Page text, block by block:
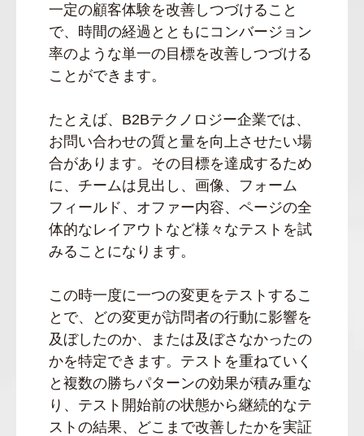
一定の顧客体験を改善しつづけること
で、時間の経過とともにコンバージョン
率のような単一の目標を改善しつづける
ことができます。
たとえば、B2Bテクノロジー企業では、
お問い合わせの質と量を向上させたい場
合があります。その目標を達成するため
に、チームは見出し、画像、フォーム
フィールド、オファー内容、ページの全
体的なレイアウトなど様々なテストを試
みることになります。
この時一度に一つの変更をテストするこ
とで、どの変更が訪問者の行動に影響を
及ぼしたのか、または及ぼさなかったの
かを特定できます。テストを重ねていく
と複数の勝ちパターンの効果が積み重な
り、テスト開始前の状態から継続的なテ
ストの結果、どこまで改善したかを実証